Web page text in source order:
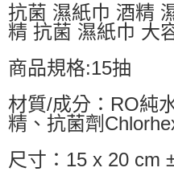
抗菌 濕紙巾 酒精
精 抗菌 濕紙巾 大
商品規格:15抽
材質/成分：RO純
精、抗菌劑
尺寸：15 x 20 cm